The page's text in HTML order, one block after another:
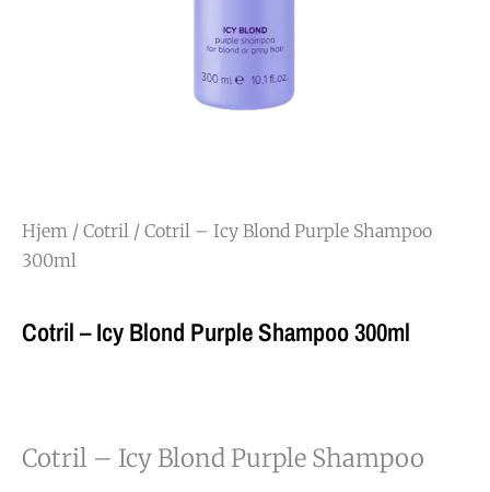
Hjem / Cotril / Cotril – Icy Blond Purple Shampoo
300ml
Cotril – Icy Blond Purple Shampoo 300ml
Cotril – Icy Blond Purple Shampoo